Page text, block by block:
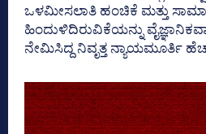
ಒಳಮೀಸಲಾತಿ ಹಂಚಿಕೆ ಮತ್ತು
ಹಿಂದುಳಿದಿರುವಿಕೆಯನ್ನು
ನೇಮಿಸಿದ್ದ ನಿವೃತ್ತ ನ್ಯಾಯಮೂರ್ತಿ